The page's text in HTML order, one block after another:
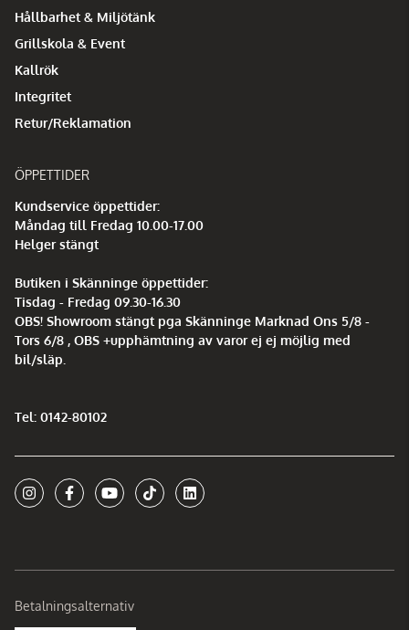
Hållbarhet & Miljötänk
Grillskola & Event
Kallrök
Integritet
Retur/Reklamation
ÖPPETTIDER
Kundservice öppettider:
Måndag till Fredag 10.00-17.00
Helger stängt
Butiken i Skänninge öppettider:
Tisdag - Fredag 09.30-16.30
OBS! Showroom stängt pga Skänninge Marknad Ons 5/8 -
Tors 6/8 , OBS +upphämtning av varor ej ej möjlig med
bil/släp.
Tel: 0142-80102
Betalningsalternativ